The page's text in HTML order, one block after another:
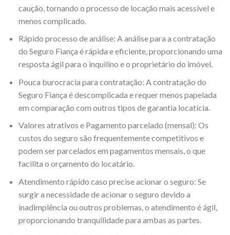
caução, tornando o processo de locação mais acessível e
menos complicado.
Rápido processo de análise: A análise para a contratação
do Seguro Fiança é rápida e eficiente, proporcionando uma
resposta ágil para o inquilino e o proprietário do imóvel.
Pouca burocracia para contratação: A contratação do
Seguro Fiança é descomplicada e requer menos papelada
em comparação com outros tipos de garantia locatícia.
Valores atrativos e Pagamento parcelado (mensal): Os
custos do seguro são frequentemente competitivos e
podem ser parcelados em pagamentos mensais, o que
facilita o orçamento do locatário.
Atendimento rápido caso precise acionar o seguro: Se
surgir a necessidade de acionar o seguro devido a
inadimplência ou outros problemas, o atendimento é ágil,
proporcionando tranquilidade para ambas as partes.